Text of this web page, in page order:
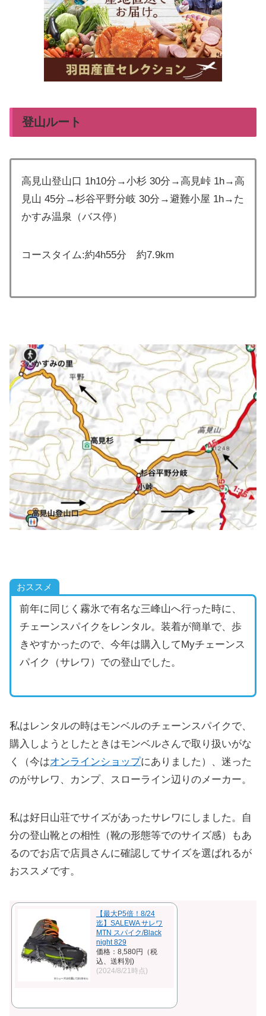
登山ルート
高見山登山口 1h10分→小杉 30分→高見峠 1h→高
見山 45分→杉谷平野分岐 30分→避難小屋 1h→た
かすみ温泉（バス停）
コースタイム:約4h55分 約7.9km
おススメ
前年に同じく霧氷で有名な三峰山へ行った時に、
チェーンスパイクをレンタル。装着が簡単で、歩
きやすかったので、今年は購入してMyチェーンス
パイク（サレワ）での登山でした。
私はレンタルの時はモンベルのチェーンスパイクで、
購入しようとしたときはモンベルさんで取り扱いがな
く（今はオンラインショップにありました）、迷った
のがサレワ、カンプ、スローライン辺りのメーカー。
私は好日山荘でサイズがあったサレワにしました。自
分の登山靴との相性（靴の形態等でのサイズ感）もあ
るのでお店で店員さんに確認してサイズを選ばれるが
おススメです。
【最大P5倍！8/24
迄】SALEWA サレワ
MTN スパイク/Black
night 829
価格：8,580円（税
込、送料別)
(2024/8/21時点)